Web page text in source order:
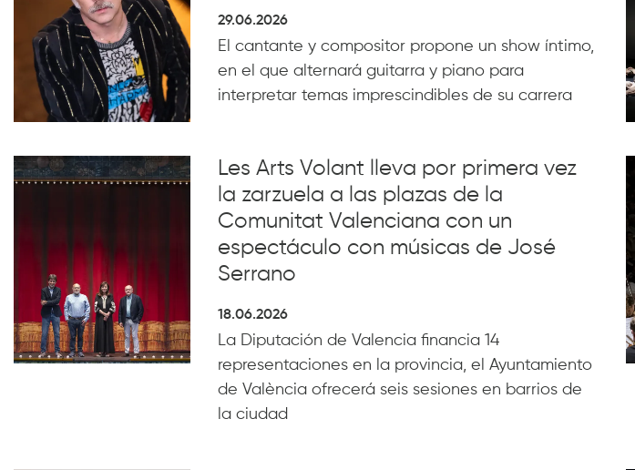
29.06.2026
El cantante y compositor propone un show íntimo,
en el que alternará guitarra y piano para
interpretar temas imprescindibles de su carrera
Les Arts Volant lleva por primera vez
la zarzuela a las plazas de la
Comunitat Valenciana con un
espectáculo con músicas de José
Serrano
18.06.2026
La Diputación de Valencia financia 14
representaciones en la provincia, el Ayuntamiento
de València ofrecerá seis sesiones en barrios de
la ciudad